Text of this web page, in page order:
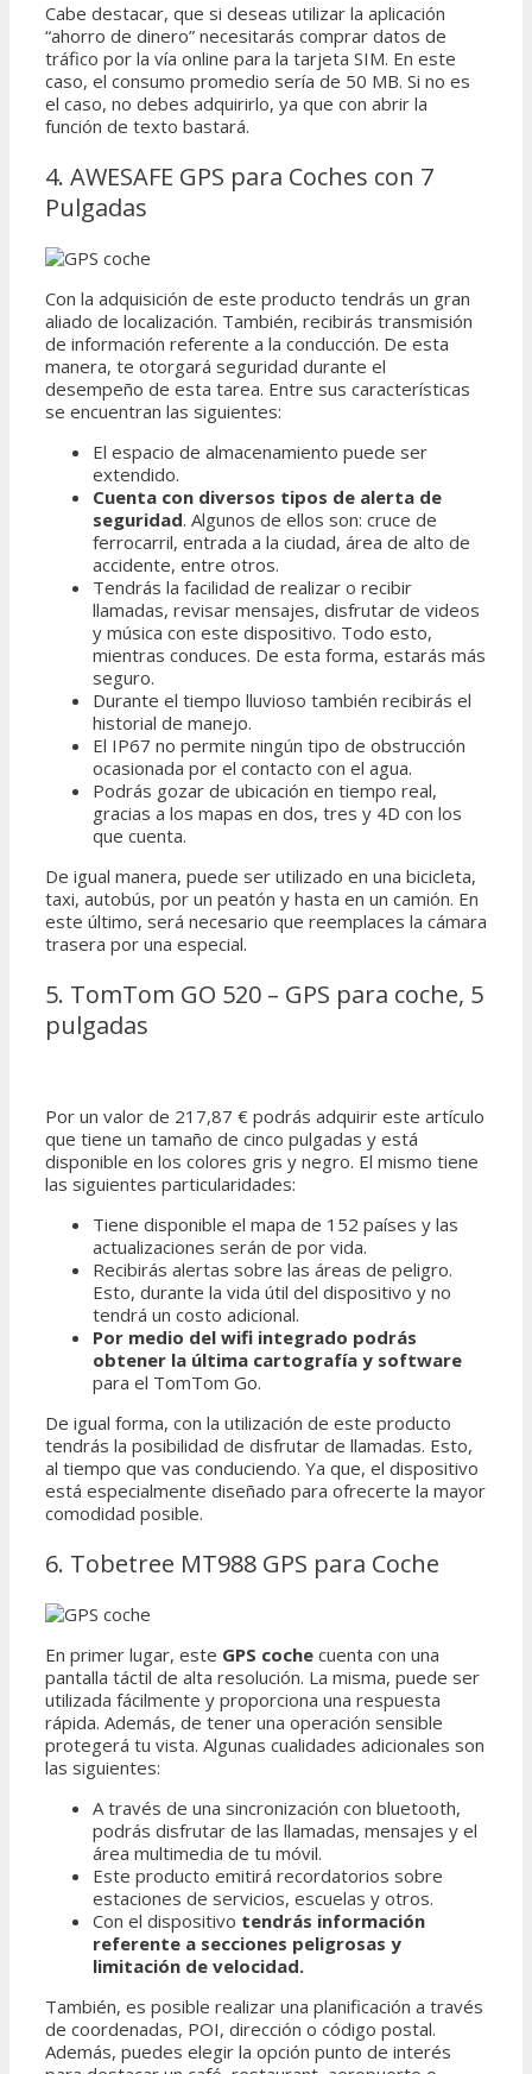
Cabe destacar, que si deseas utilizar la aplicación
“ahorro de dinero” necesitarás comprar datos de
tráfico por la vía online para la tarjeta SIM. En este
caso, el consumo promedio sería de 50 MB. Si no es
el caso, no debes adquirirlo, ya que con abrir la
función de texto bastará.
4. AWESAFE GPS para Coches con 7
Pulgadas
Con la adquisición de este producto tendrás un gran
aliado de localización. También, recibirás transmisión
de información referente a la conducción. De esta
manera, te otorgará seguridad durante el
desempeño de esta tarea. Entre sus características
se encuentran las siguientes:
El espacio de almacenamiento puede ser
extendido.
Cuenta con diversos tipos de alerta de
seguridad. Algunos de ellos son: cruce de
ferrocarril, entrada a la ciudad, área de alto de
accidente, entre otros.
Tendrás la facilidad de realizar o recibir
llamadas, revisar mensajes, disfrutar de videos
y música con este dispositivo. Todo esto,
mientras conduces. De esta forma, estarás más
seguro.
Durante el tiempo lluvioso también recibirás el
historial de manejo.
El IP67 no permite ningún tipo de obstrucción
ocasionada por el contacto con el agua.
Podrás gozar de ubicación en tiempo real,
gracias a los mapas en dos, tres y 4D con los
que cuenta.
De igual manera, puede ser utilizado en una bicicleta,
taxi, autobús, por un peatón y hasta en un camión. En
este último, será necesario que reemplaces la cámara
trasera por una especial.
5. TomTom GO 520 – GPS para coche, 5
pulgadas
Por un valor de 217,87 € podrás adquirir este artículo
que tiene un tamaño de cinco pulgadas y está
disponible en los colores gris y negro. El mismo tiene
las siguientes particularidades:
Tiene disponible el mapa de 152 países y las
actualizaciones serán de por vida.
Recibirás alertas sobre las áreas de peligro.
Esto, durante la vida útil del dispositivo y no
tendrá un costo adicional.
Por medio del wifi integrado podrás
obtener la última cartografía y software
para el TomTom Go.
De igual forma, con la utilización de este producto
tendrás la posibilidad de disfrutar de llamadas. Esto,
al tiempo que vas conduciendo. Ya que, el dispositivo
está especialmente diseñado para ofrecerte la mayor
comodidad posible.
6. Tobetree MT988 GPS para Coche
En primer lugar, este GPS coche cuenta con una
pantalla táctil de alta resolución. La misma, puede ser
utilizada fácilmente y proporciona una respuesta
rápida. Además, de tener una operación sensible
protegerá tu vista. Algunas cualidades adicionales son
las siguientes:
A través de una sincronización con bluetooth,
podrás disfrutar de las llamadas, mensajes y el
área multimedia de tu móvil.
Este producto emitirá recordatorios sobre
estaciones de servicios, escuelas y otros.
Con el dispositivo tendrás información
referente a secciones peligrosas y
limitación de velocidad.
También, es posible realizar una planificación a través
de coordenadas, POI, dirección o código postal.
Además, puedes elegir la opción punto de interés